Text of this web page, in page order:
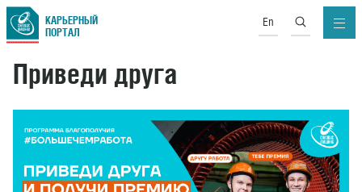
КАРЬЕРНЫЙ
ПОРТАЛ
En
Приведи друга